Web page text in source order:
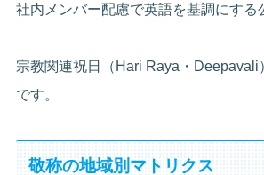
社内メンバー配慮で英語を基調にする
宗教関連祝日（Hari Raya・Deepavali
です。
敬称の地域別マトリクス